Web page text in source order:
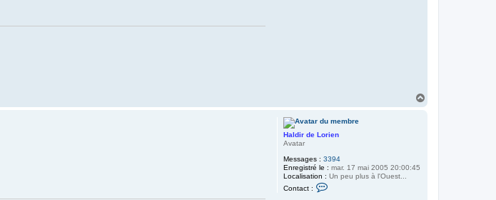
Haldir de Lorien
Avatar
Messages : 3394
Enregistré le : mar. 17 mai 2005 20:00:45
Localisation : Un peu plus à l'Ouest...
Contact :